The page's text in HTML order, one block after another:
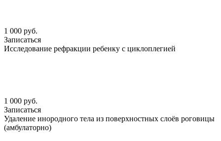
1 000 руб.
Записаться
Исследование рефракции ребенку с циклоплегией
1 000 руб.
Записаться
Удаление инородного тела из поверхностных слоёв роговицы
(амбулаторно)